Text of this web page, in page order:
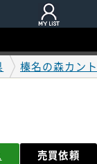
榛名の森カン
売買依頼